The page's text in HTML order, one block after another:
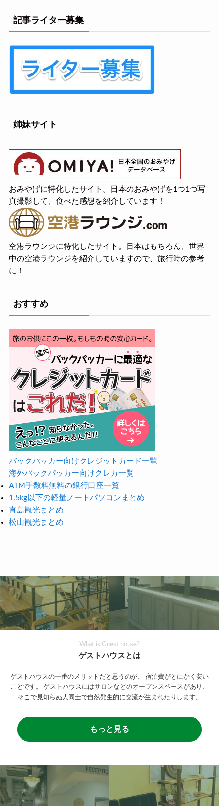
記事ライター募集
姉妹サイト
おみやげに特化したサイト。日本のおみやげを1つ1つ写
真撮影して、食べた感想を紹介しています！
空港ラウンジに特化したサイト。日本はもちろん、世界
中の空港ラウンジを紹介していますので、旅行時の参考
に！
おすすめ
バックパッカー向けクレジットカード一覧
海外バックパッカー向けクレカ一覧
ATM手数料無料の銀行口座一覧
1.5kg以下の軽量ノートパソコンまとめ
直島観光まとめ
松山観光まとめ
What is Guest house?
ゲストハウスとは
ゲストハウスの一番のメリットだと思うのが、
宿泊費がとにかく安い
ことです。
ゲストハウスにはサロンなどのオープンスペースがあり、
そこで見知らぬ人同士で自然発生的に交流が生まれたりします。
もっと見る